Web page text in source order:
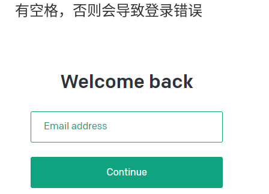
有空格，否则会导致登录错误